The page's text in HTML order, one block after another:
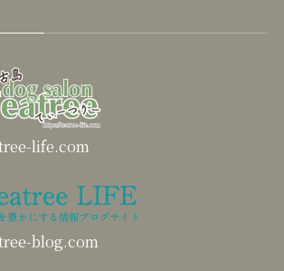
life.com
blog.com